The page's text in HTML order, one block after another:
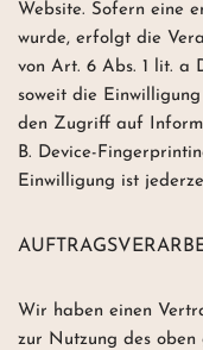
Website. Sofern eine
wurde, erfolgt die
von Art. 6 Abs. 1 lit. a
soweit die
den Zugriff auf
B. Device-
Einwilligung ist
Wir haben einen
zur Nutzung des oben